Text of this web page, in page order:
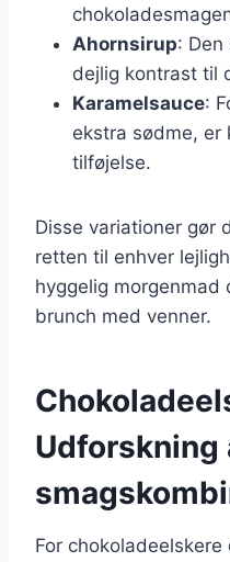
Ahornsirup:
dejlig kontrast til
Karamelsauce:
ekstra sødme, er
tilføjelse.
Disse variationer gør
retten til enhver
hyggelig morgenmad
brunch med venner.
Udforskning
For